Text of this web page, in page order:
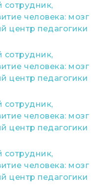
человека: мозг
центр педагогики
человека: мозг
центр педагогики
человека: мозг
центр педагогики
человека: мозг
центр педагогики